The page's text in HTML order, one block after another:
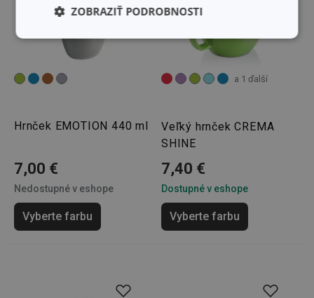
Hrnček EMOTION 440 ml
7,00 €
Nedostupné v eshope
Vyberte farbu
a 1 ďalší
Veľký hrnček CREMA
SHINE
7,40 €
Dostupné v eshope
Vyberte farbu
ZOBRAZIŤ PODROBNOSTI
Základné
(funkčné) cookies
Analytické a
preferenčné
cookies
Základné (funkčné) cookies
Nevyhnutne potrebné súbory cookie umožňujú